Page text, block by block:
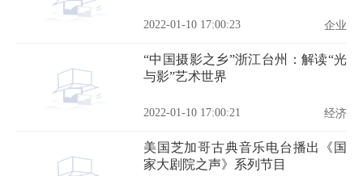
2022-01-10 17:00:23 企业
“中国摄影之乡”浙江台州：解读“光
与影”艺术世界
2022-01-10 17:00:21 经济
美国芝加哥古典音乐电台播出《国
家大剧院之声》系列节目